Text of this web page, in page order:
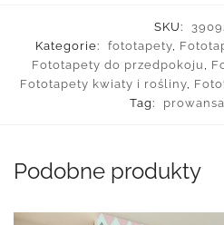
SKU:
Kategorie:
fototapety,
Fototapety do przedpokoju ,
Fototapety kwiaty i rośliny,
Tag:
Podobne produkty